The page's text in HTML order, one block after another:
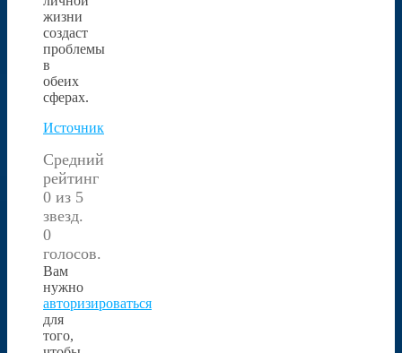
жизни
создаст
проблемы
в
обеих
сферах.
Источник
Средний
рейтинг
0 из 5
звезд.
0
голосов.
Вам
нужно
авторизироваться
для
того,